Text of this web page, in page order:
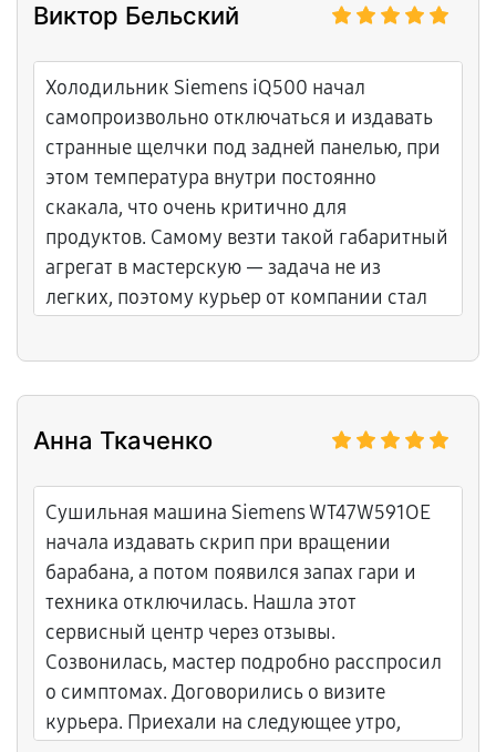
Виктор Бельский
Холодильник Siemens iQ500 начал
самопроизвольно отключаться и издавать
странные щелчки под задней панелью, при
этом температура внутри постоянно
скакала, что очень критично для
продуктов. Самому везти такой габаритный
агрегат в мастерскую — задача не из
легких, поэтому курьер от компании стал
вовремя, помог всё отодвинуть и аккуратно
мне перезвонили и объяснили, что
компрессором. Цену озвучили сразу, и она
не изменилась. Теперь всё работает
идеально. Честный и понятный подход.
Анна Ткаченко
Сушильная машина Siemens WT47W591OE
начала издавать скрип при вращении
барабана, а потом появился запах гари и
техника отключилась. Нашла этот
сервисный центр через отзывы.
Созвонилась, мастер подробно расспросил
о симптомах. Договорились о визите
курьера. Приехали на следующее утро,